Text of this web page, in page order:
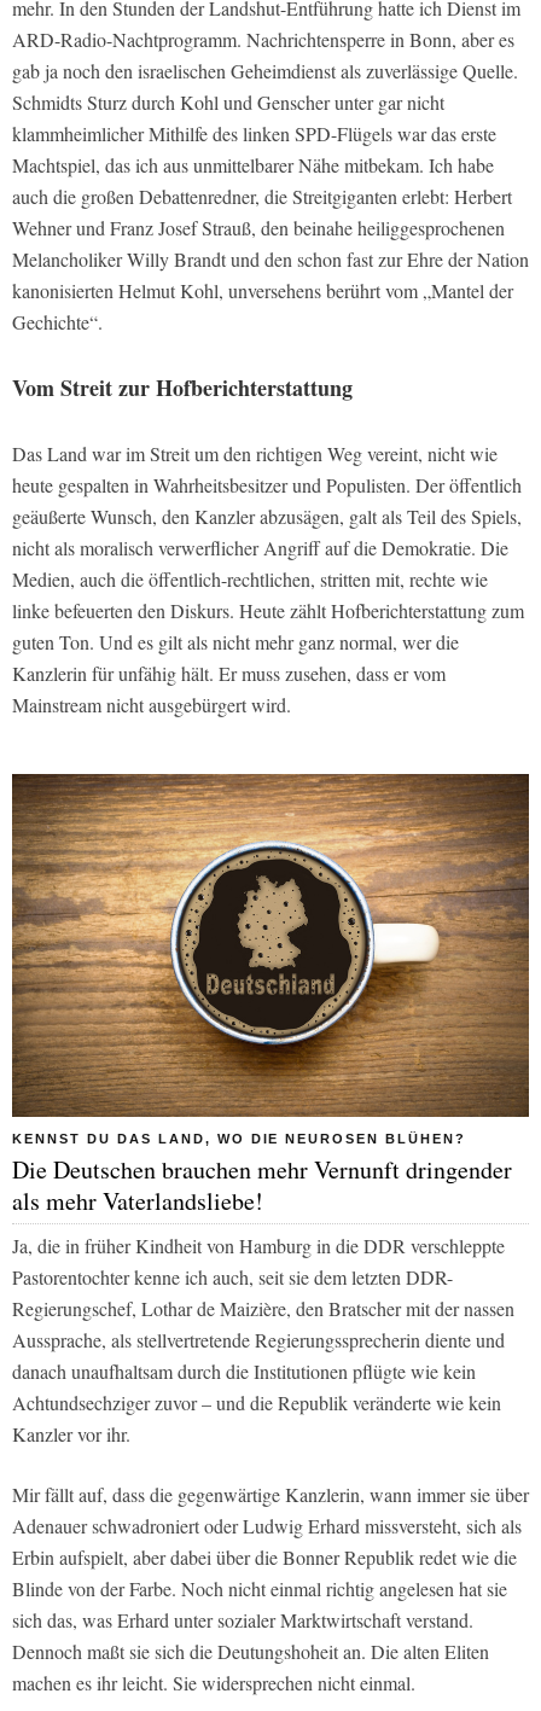
mehr. In den Stunden der Landshut-Entführung hatte ich Dienst im
ARD-Radio-Nachtprogramm. Nachrichtensperre in Bonn, aber es
gab ja noch den israelischen Geheimdienst als zuverlässige Quelle.
Schmidts Sturz durch Kohl und Genscher unter gar nicht
klammheimlicher Mithilfe des linken SPD-Flügels war das erste
Machtspiel, das ich aus unmittelbarer Nähe mitbekam. Ich habe
auch die großen Debattenredner, die Streitgiganten erlebt: Herbert
Wehner und Franz Josef Strauß, den beinahe heiliggesprochenen
Melancholiker Willy Brandt und den schon fast zur Ehre der Nation
kanonisierten Helmut Kohl, unversehens berührt vom „Mantel der
Gechichte“.
Vom Streit zur Hofberichterstattung
Das Land war im Streit um den richtigen Weg vereint, nicht wie
heute gespalten in Wahrheitsbesitzer und Populisten. Der öffentlich
geäußerte Wunsch, den Kanzler abzusägen, galt als Teil des Spiels,
nicht als moralisch verwerflicher Angriff auf die Demokratie. Die
Medien, auch die öffentlich-rechtlichen, stritten mit, rechte wie
linke befeuerten den Diskurs. Heute zählt Hofberichterstattung zum
guten Ton. Und es gilt als nicht mehr ganz normal, wer die
Kanzlerin für unfähig hält. Er muss zusehen, dass er vom
Mainstream nicht ausgebürgert wird.
KENNST DU DAS LAND, WO DIE NEUROSEN BLÜHEN?
Die Deutschen brauchen mehr Vernunft dringender
als mehr Vaterlandsliebe!
Ja, die in früher Kindheit von Hamburg in die DDR verschleppte
Pastorentochter kenne ich auch, seit sie dem letzten DDR-
Regierungschef, Lothar de Maizière, den Bratscher mit der nassen
Aussprache, als stellvertretende Regierungssprecherin diente und
danach unaufhaltsam durch die Institutionen pflügte wie kein
Achtundsechziger zuvor – und die Republik veränderte wie kein
Kanzler vor ihr.
Mir fällt auf, dass die gegenwärtige Kanzlerin, wann immer sie über
Adenauer schwadroniert oder Ludwig Erhard missversteht, sich als
Erbin aufspielt, aber dabei über die Bonner Republik redet wie die
Blinde von der Farbe. Noch nicht einmal richtig angelesen hat sie
sich das, was Erhard unter sozialer Marktwirtschaft verstand.
Dennoch maßt sie sich die Deutungshoheit an. Die alten Eliten
machen es ihr leicht. Sie widersprechen nicht einmal.